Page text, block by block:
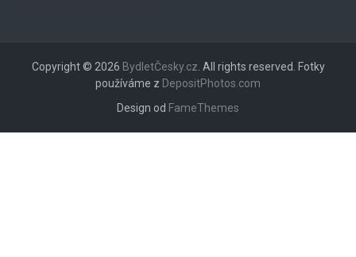
Copyright © 2026 BydletČesky.cz . All rights reserved. Fotky
používáme z DepositPhotos.com
Design od FameThemes